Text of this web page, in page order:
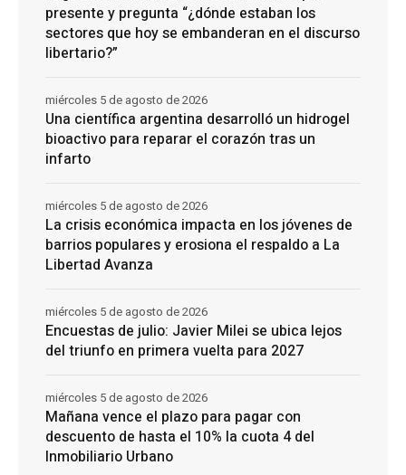
presente y pregunta “¿dónde estaban los
sectores que hoy se embanderan en el discurso
libertario?”
Una científica argentina desarrolló un hidrogel
bioactivo para reparar el corazón tras un
infarto
miércoles 5 de agosto de 2026
La crisis económica impacta en los jóvenes de
barrios populares y erosiona el respaldo a La
Libertad Avanza
miércoles 5 de agosto de 2026
Encuestas de julio: Javier Milei se ubica lejos
del triunfo en primera vuelta para 2027
miércoles 5 de agosto de 2026
Mañana vence el plazo para pagar con
descuento de hasta el 10% la cuota 4 del
Inmobiliario Urbano
miércoles 5 de agosto de 2026